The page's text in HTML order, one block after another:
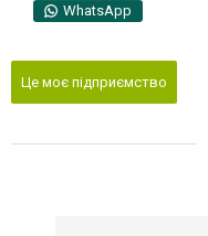
WhatsApp
Це моє підприємство